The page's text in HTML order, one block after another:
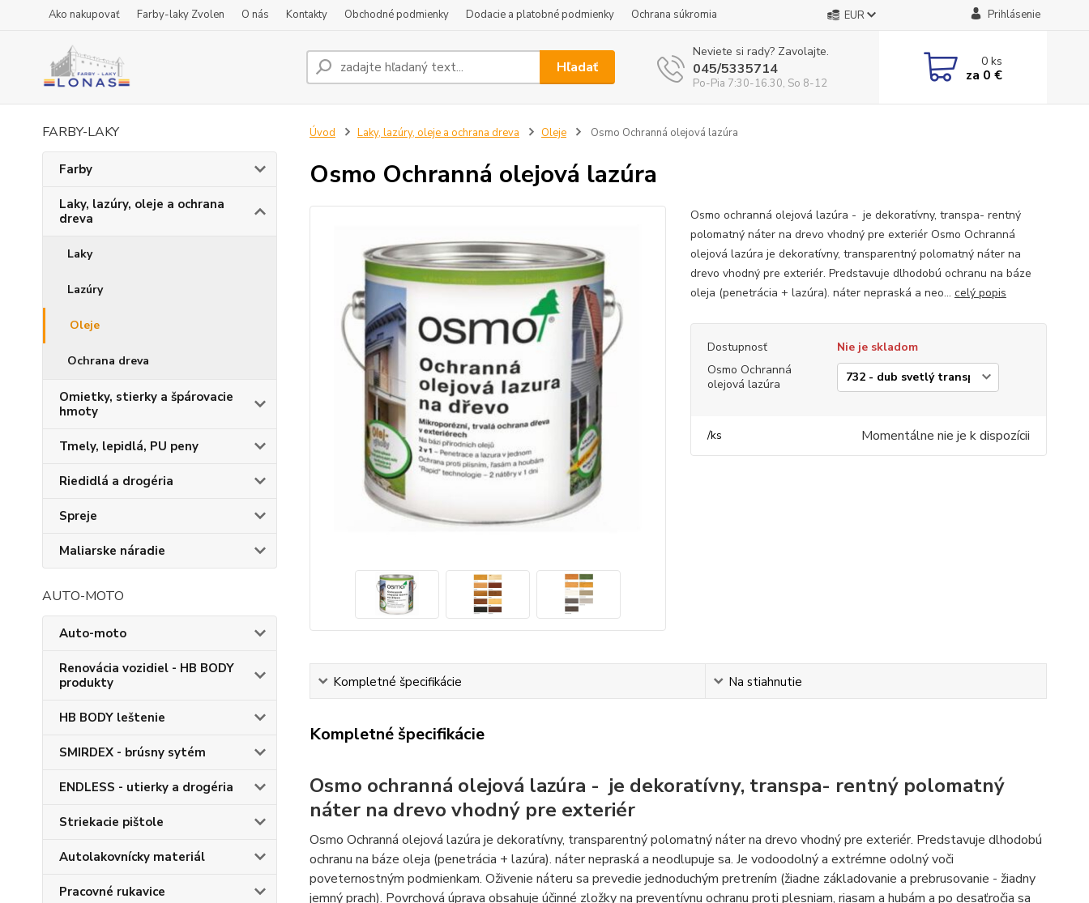
Ako nakupovať Farby-laky Zvolen O nás Kontakty Obchodné podmienky Dodacie a platobné podmienky Ochrana súkromia EUR Prihlásenie
Hľadať
Neviete si rady? Zavolajte.
045/5335714
Po-Pia 7:30-16.30, So 8-12
0ks
za 0 €
FARBY-LAKY
Farby
Laky, lazúry, oleje a ochrana
dreva
Laky
Lazúry
Oleje
Ochrana dreva
Omietky, stierky a špárovacie
hmoty
Tmely, lepidlá, PU peny
Riedidlá a drogéria
Spreje
Maliarske náradie
AUTO-MOTO
Auto-moto
Renovácia vozidiel - HB BODY
produkty
HB BODY leštenie
SMIRDEX - brúsny sytém
ENDLESS - utierky a drogéria
Striekacie pištole
Autolakovnícky materiál
Pracovné rukavice
Úvod Laky, lazúry, oleje a ochrana dreva Oleje Osmo Ochranná olejová lazúra
Osmo Ochranná olejová lazúra
Osmo ochranná olejová lazúra - je dekoratívny, transpa- rentný
polomatný náter na drevo vhodný pre exteriér Osmo Ochranná
olejová lazúra je dekoratívny, transparentný polomatný náter na
drevo vhodný pre exteriér. Predstavuje dlhodobú ochranu na báze
oleja (penetrácia + lazúra). náter nepraská a neo... celý popis
Dostupnosť
Nie je skladom
Osmo Ochranná
olejová lazúra
/ks Momentálne nie je k dispozícii
Kompletné špecifikácie Na stiahnutie
Kompletné špecifikácie
Osmo ochranná olejová lazúra - je dekoratívny, transpa- rentný polomatný
náter na drevo vhodný pre exteriér
Osmo Ochranná olejová lazúra je dekoratívny, transparentný polomatný náter na drevo vhodný pre exteriér. Predstavuje dlhodobú
ochranu na báze oleja (penetrácia + lazúra). náter nepraská a neodlupuje sa. Je vodoodolný a extrémne odolný voči
poveternostným podmienkam. Oživenie náteru sa prevedie jednoduchým pretrením (žiadne základovanie a prebrusovanie - žiadny
jemný prach). Povrchová úprava obsahuje účinné zložky na preventívnu ochranu proti plesniam, riasam a hubám a po desaťročia sa